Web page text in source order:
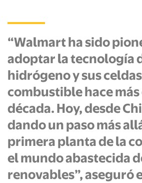
“Walmart ha sido
adoptar la tecnología
hidrógeno y sus
combustible hace más
década. Hoy, desde
dando un paso más
primera planta de la
el mundo abastecida
renovables”, aseguró